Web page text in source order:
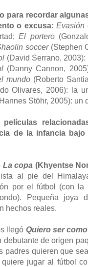
para recordar
o excusa: Evasión
El portero
soccer(Stephen
(David Serrano,
(Danny Cannon,
mundo (Roberto
Olivares, 2006): la
Stöhr, 2005): un
de la infancia
La copa (Khyentse
al pie del
por el fútbol (con
Pequeña joya
hechos reales.
llegó Quiero ser
debutante de origen
padres quieren que
jugar al fútbol